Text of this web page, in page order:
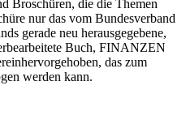
Broschüren, die die Themen
nur das vom Bundesverband
gerade neu herausgegebene,
Buch, FINANZEN
das zum
werden kann.